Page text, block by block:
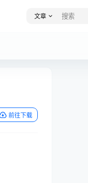
文章
前往下载